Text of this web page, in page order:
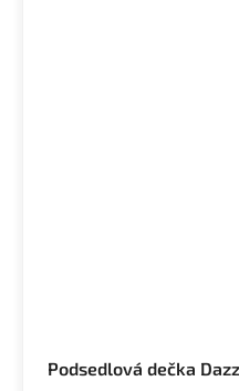
Podsedlová dečka